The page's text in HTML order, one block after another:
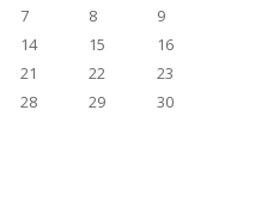
7 8
9
14 15
16
21 22
23
28 29
30